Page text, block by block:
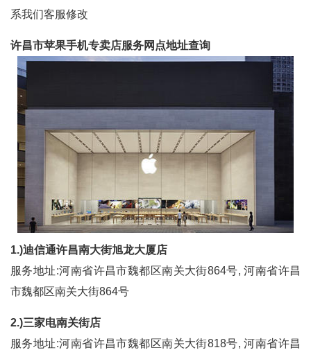
系我们客服修改
许昌市苹果手机专卖店服务网点地址查询
1.)迪信通许昌南大街旭龙大厦店
服务地址:河南省许昌市魏都区南关大街864号, 河南省许昌
市魏都区南关大街864号
2.)三家电南关街店
服务地址:河南省许昌市魏都区南关大街818号, 河南省许昌